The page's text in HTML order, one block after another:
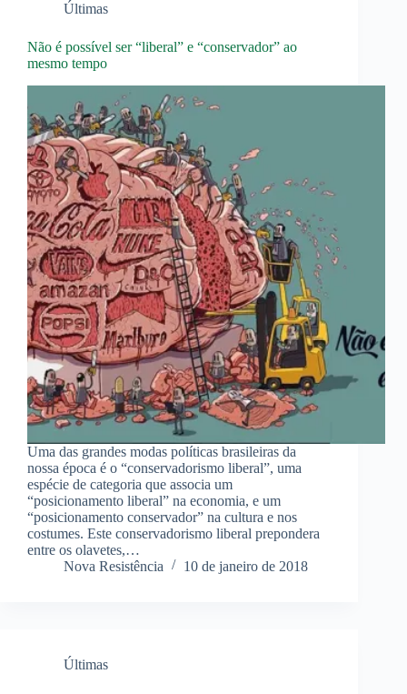
Últimas
Não é possível ser “liberal” e “conservador” ao
mesmo tempo
Uma das grandes modas políticas brasileiras da
nossa época é o “conservadorismo liberal”, uma
espécie de categoria que associa um
“posicionamento liberal” na economia, e um
“posicionamento conservador” na cultura e nos
costumes. Este conservadorismo liberal prepondera
entre os olavetes,…
Nova Resistência
10 de janeiro de 2018
Últimas